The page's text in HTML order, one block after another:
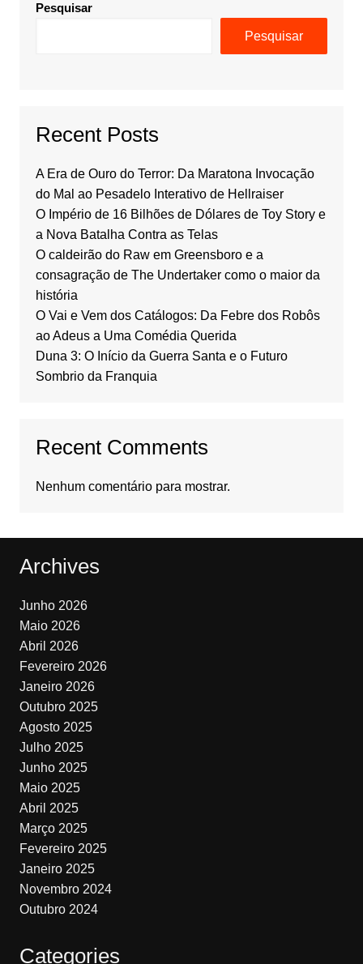
Pesquisar
Pesquisar
Recent Posts
A Era de Ouro do Terror: Da Maratona Invocação
do Mal ao Pesadelo Interativo de Hellraiser
O Império de 16 Bilhões de Dólares de Toy Story e
a Nova Batalha Contra as Telas
O caldeirão do Raw em Greensboro e a
consagração de The Undertaker como o maior da
história
O Vai e Vem dos Catálogos: Da Febre dos Robôs
ao Adeus a Uma Comédia Querida
Duna 3: O Início da Guerra Santa e o Futuro
Sombrio da Franquia
Recent Comments
Nenhum comentário para mostrar.
Archives
Junho 2026
Maio 2026
Abril 2026
Fevereiro 2026
Janeiro 2026
Outubro 2025
Agosto 2025
Julho 2025
Junho 2025
Maio 2025
Abril 2025
Março 2025
Fevereiro 2025
Janeiro 2025
Novembro 2024
Outubro 2024
Categories